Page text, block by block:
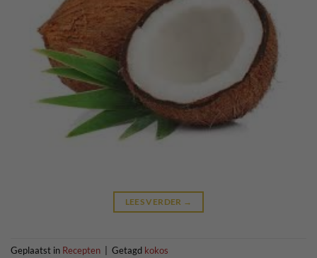
LEES VERDER →
Geplaatst in Recepten Getagd kokos